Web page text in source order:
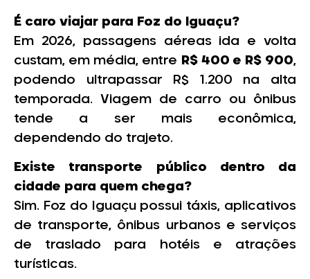
É caro viajar para Foz do Iguaçu?
Em 2026, passagens aéreas ida e volta
custam, em média, entre
R$ 400 e R$ 900,
podendo ultrapassar R$ 1.200 na alta
temporada. Viagem de carro ou ônibus
tende a ser mais econômica,
dependendo do trajeto.
Existe transporte público dentro da
cidade para quem chega?
Sim. Foz do Iguaçu possui táxis, aplicativos
de transporte, ônibus urbanos e serviços
de traslado para hotéis e atrações
turísticas.